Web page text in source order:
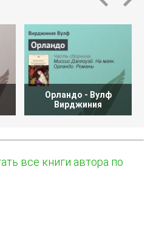
Орландо - Вулф
Вирджиния
все книги автора по